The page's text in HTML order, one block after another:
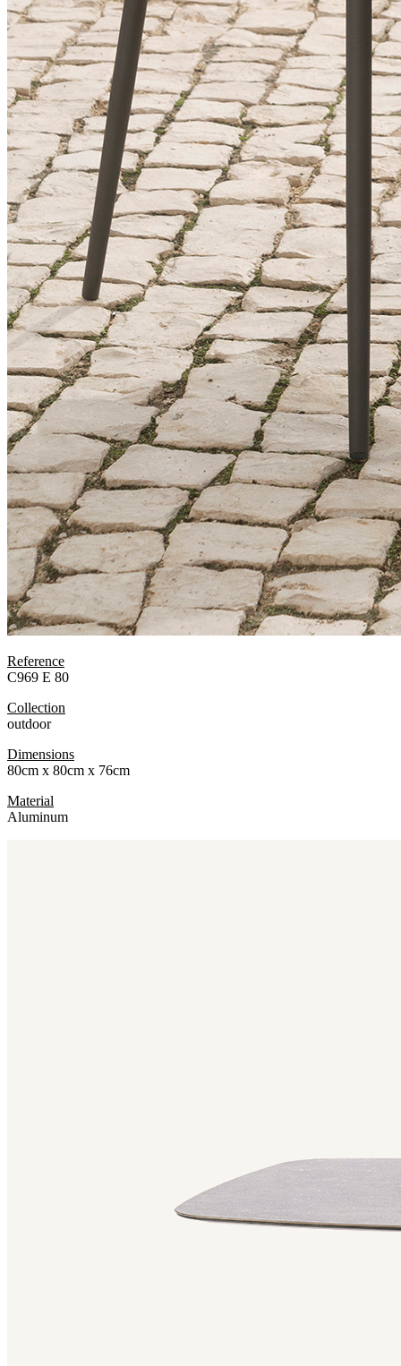
Reference
C969 E 80
Collection
outdoor
Dimensions
80cm x 80cm x 76cm
Material
Aluminum